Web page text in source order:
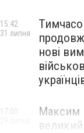
нові
15:42
31 липня
Максим
великий
17:00